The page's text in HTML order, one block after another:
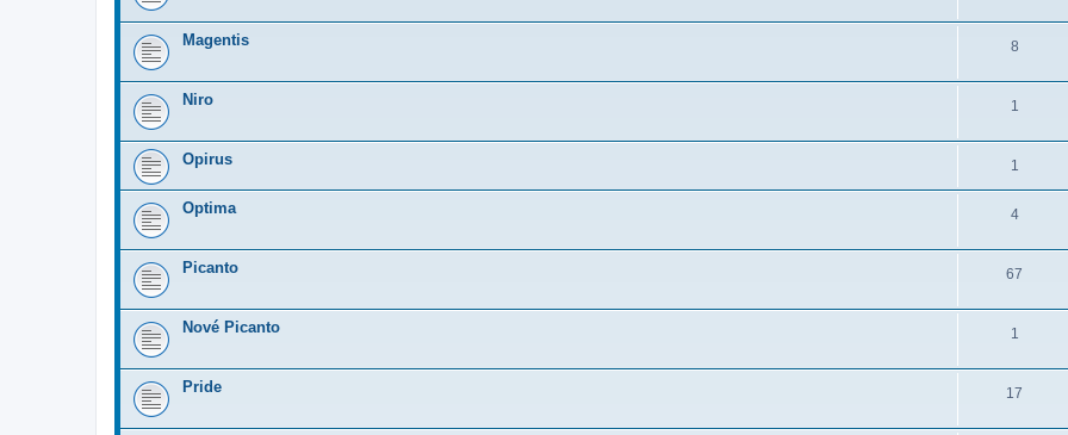
Magentis 8
Niro 1
Opirus 1
Optima 4
Picanto 67
Nové Picanto 1
Pride 17